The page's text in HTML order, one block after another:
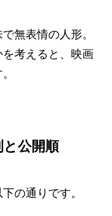
無表情の人形。
考えると、映画
公開順
の通りです。